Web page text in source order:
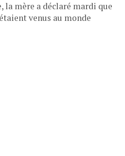
la mère a déclaré mardi que
venus au monde